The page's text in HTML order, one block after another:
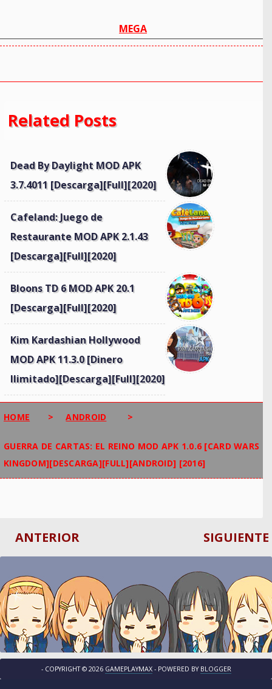
MEGA
Related Posts
Dead By Daylight MOD APK
3.7.4011 [Descarga][Full][2020]
Cafeland: Juego de
Restaurante MOD APK 2.1.43
[Descarga][Full][2020]
Bloons TD 6 MOD APK 20.1
[Descarga][Full][2020]
Kim Kardashian Hollywood
MOD APK 11.3.0 [Dinero
Ilimitado][Descarga][Full][2020]
HOME > ANDROID >
GUERRA DE CARTAS: EL REINO MOD APK 1.0.6 [CARD WARS
KINGDOM][DESCARGA][FULL][ANDROID] [2016]
SIGUIENTE
ANTERIOR
- COPYRIGHT © 2026 GAMEPLAYMAX- POWERED BY BLOGGER